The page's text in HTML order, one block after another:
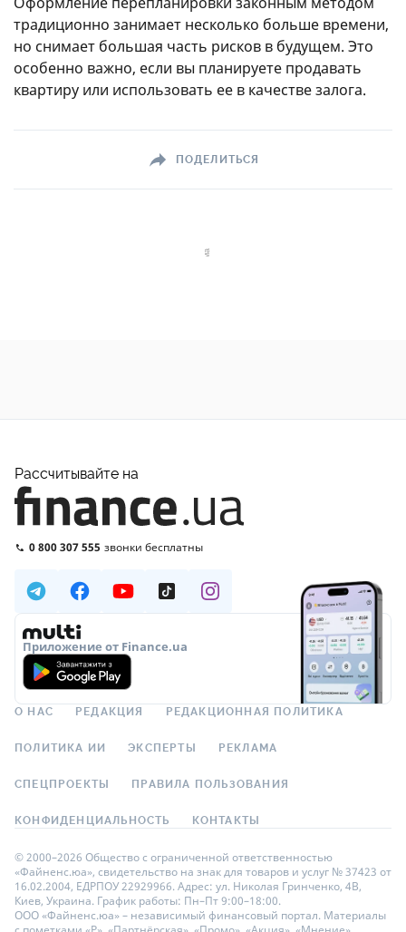
традиционно занимает несколько больше времени,
но снимает большая часть рисков в будущем. Это
особенно важно, если вы планируете продавать
квартиру или использовать ее в качестве залога.
ПОДЕЛИТЬСЯ
Рассчитывайте на
0 800 307 555 звонки бесплатны
Приложение от Finance.ua
О НАС РЕДАКЦИЯ РЕДАКЦИОННАЯ ПОЛИТИКА
ПОЛИТИКА ИИ ЭКСПЕРТЫ РЕКЛАМА
СПЕЦПРОЕКТЫ ПРАВИЛА ПОЛЬЗОВАНИЯ
КОНФИДЕНЦИАЛЬНОСТЬ КОНТАКТЫ
© 2000–2026 Общество с ограниченной ответственностью
«Файненс.юа», свидетельство на знак для товаров и услуг № 37423 от
16.02.2004, ЕДРПОУ 22929966. Адрес: ул. Николая Гринченко, 4В,
Киев, Украина. График работы: Пн–Пт 9:00–18:00.
ООО «Файненс.юа» – независимый финансовый портал. Материалы